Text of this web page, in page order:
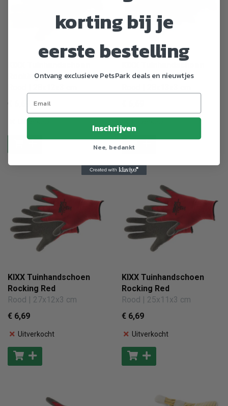
Rocking Red
€ 6
Uitverkocht
Rocking Red
KIXX Tuinhandschoen
Rocking Red
Rood | 27x12x3 cm
€ 6,69
Uitverkocht
KIXX Tuinhandschoen
Rocking Red
Rood | 25x11x3 cm
€ 6,69
Uitverkocht
korting bij je
eerste bestelling
Ontvang exclusieve PetsPark deals en nieuwtjes
Inschrijven
Nee, bedankt